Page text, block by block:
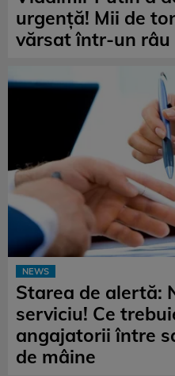
urgenţă! Mii de
vărsat într-un râu
NEWS
Starea de alertă:
serviciu! Ce
angajatorii între
de mâine